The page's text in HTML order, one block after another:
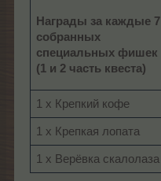
Награды за каждые 7
собранных
специальных фишек
(1 и 2 часть квеста)
1 х Крепкий кофе
1 х Крепкая лопата
1 х Верёвка скалолаза